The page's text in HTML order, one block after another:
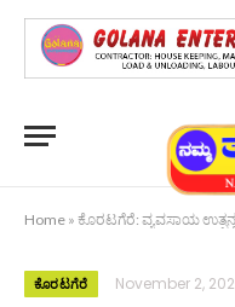
Home » ಕೊರಟಗೆರೆ: ವ್ಯವಸಾಯ ಉತ್ಪನ್ನ ಮಾರಾಟ
ಕೊರಟಗೆರೆ November 2,